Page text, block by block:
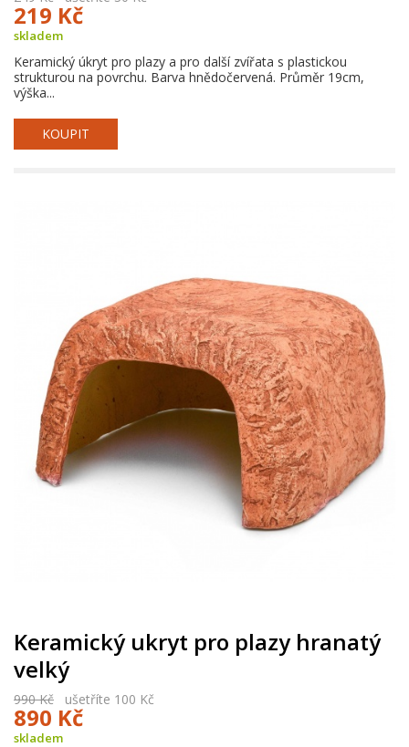
219 Kč
skladem
Keramický úkryt pro plazy a pro další zvířata s plastickou
strukturou na povrchu. Barva hnědočervená. Průměr 19cm,
výška...
KOUPIT
Keramický ukryt pro plazy hranatý
velký
990 Kč ušetříte 100 Kč
890 Kč
skladem